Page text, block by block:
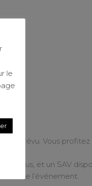
Vous
inclus, et un SAV
de l’événement.
le